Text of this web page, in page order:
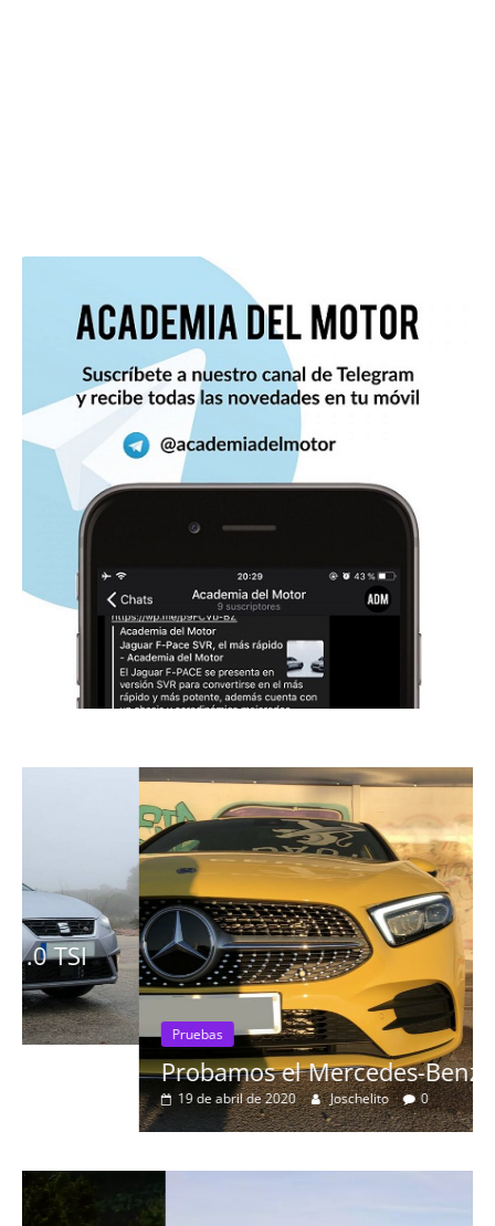
Pruebas
Probamos el Mercedes-Benz A200d
19 de abril de 2020 Joschelito 0